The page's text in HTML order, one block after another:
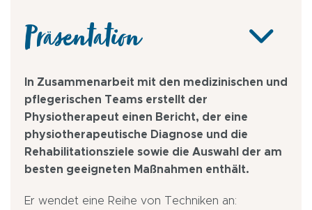
Präsentation
In Zusammenarbeit mit den medizinischen und
pflegerischen Teams erstellt der
Physiotherapeut einen Bericht, der eine
physiotherapeutische Diagnose und die
Rehabilitationsziele sowie die Auswahl der am
besten geeigneten Maßnahmen enthält.
Er wendet eine Reihe von Techniken an: